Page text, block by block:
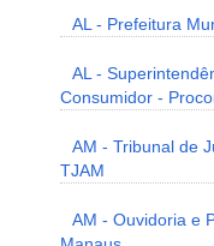
AL - Prefeitura
AL -
Consumidor -
AM - Tribunal de
TJAM
AM - Ouvidoria e